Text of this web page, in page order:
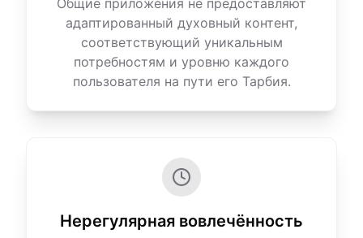
Общие приложения не предоставляют
адаптированный духовный контент,
соответствующий уникальным
потребностям и уровню каждого
пользователя на пути его Тарбия.
Нерегулярная вовлечённость